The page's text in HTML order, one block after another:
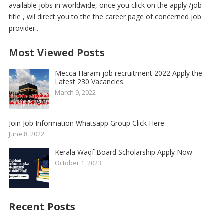
available jobs in worldwide, once you click on the apply /job
title , wil direct you to the the career page of concerned job
provider..
Most Viewed Posts
Mecca Haram job recruitment 2022 Apply the
Latest 230 Vacancies
March 9, 2022
Join Job Information Whatsapp Group Click Here
June 8, 2022
Kerala Waqf Board Scholarship Apply Now
October 1, 2023
Recent Posts